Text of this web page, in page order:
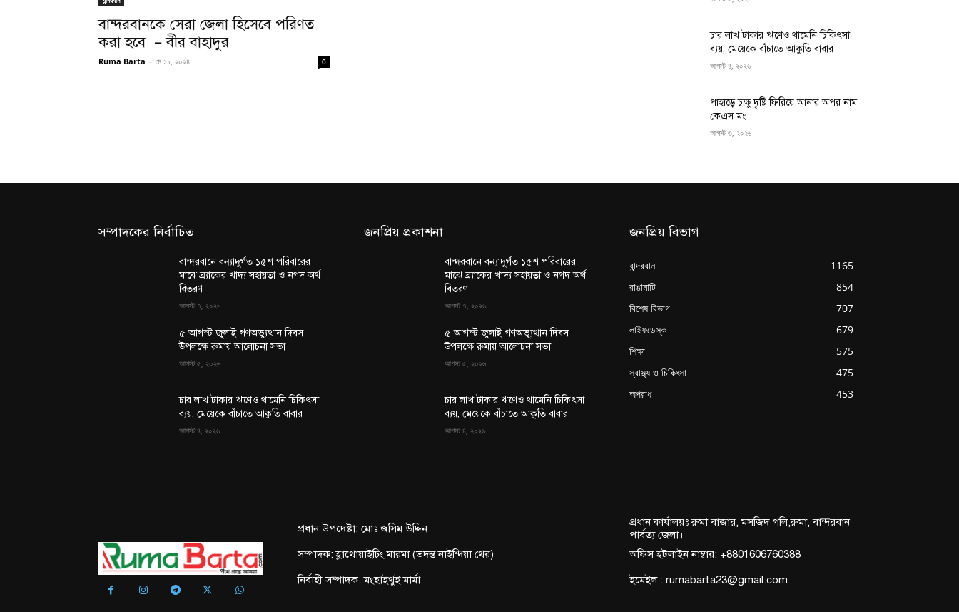
বান্দরবানকে সেরা জেলা হিসেবে পরিণত
করা হবে – বীর বাহাদুর
Ruma Barta - মে ১১, ২০২৪ 0
চার লাখ টাকার ঋণেও থামেনি চিকিৎসা
ব্যয়, মেয়েকে বাঁচাতে আকুতি বাবার
আগস্ট ৪, ২০২৬
পাহাড়ে চক্ষু দৃষ্টি ফিরিয়ে আনার অপর নাম
কেএস মং
আগস্ট ৩, ২০২৬
সম্পাদকের নির্বাচিত
বান্দরবানে বন্যাদুর্গত ১৫শ পরিবারের
মাঝে ব্র্যাকের খাদ্য সহায়তা ও নগদ অর্থ
বিতরণ
আগস্ট ৭, ২০২৬
৫ আগস্ট জুলাই গণঅভ্যুত্থান দিবস
উপলক্ষে রুমায় আলোচনা সভা
আগস্ট ৫, ২০২৬
চার লাখ টাকার ঋণেও থামেনি চিকিৎসা
ব্যয়, মেয়েকে বাঁচাতে আকুতি বাবার
আগস্ট ৪, ২০২৬
জনপ্রিয় প্রকাশনা
বান্দরবানে বন্যাদুর্গত ১৫শ পরিবারের
মাঝে ব্র্যাকের খাদ্য সহায়তা ও নগদ অর্থ
বিতরণ
আগস্ট ৭, ২০২৬
৫ আগস্ট জুলাই গণঅভ্যুত্থান দিবস
উপলক্ষে রুমায় আলোচনা সভা
আগস্ট ৫, ২০২৬
চার লাখ টাকার ঋণেও থামেনি চিকিৎসা
ব্যয়, মেয়েকে বাঁচাতে আকুতি বাবার
আগস্ট ৪, ২০২৬
জনপ্রিয় বিভাগ
বান্দরবান
1165
রাঙামাটি
854
বিশেষ বিভাগ
707
লাইফডেস্ক
679
শিক্ষা
575
স্বাস্থ্য ও চিকিৎসা
475
অপরাধ
453
প্রধান উপদেষ্টা: মোঃ জসিম উদ্দিন
সম্পাদক: হ্লাথোয়াইচিং মারমা (ভদন্ত নাইন্দিয়া থের)
নির্বাহী সম্পাদক: মংহাইথুই মার্মা
প্রধান কার্যালয়ঃ রুমা বাজার, মসজিদ গলি,রুমা, বান্দরবান
পার্বত্য জেলা।
অফিস হটলাইন নাম্বার: +8801606760388
ইমেইল : rumabarta23@gmail.com